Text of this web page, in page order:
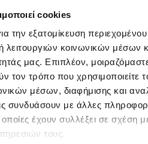
cookies
την εξατομίκευση περιεχομένου
κοινωνικών μέσων
μας. Επιπλέον,
τον τρόπο που χρησιμοποιείτε
μέσων, διαφήμισης και
συνδυάσουν με άλλες
έχουν συλλέξει σε σχέση
τους.
όραση για κοντά. Το
και κουράζεται μετά
εργασίας. Στην αρχή
το άτομο με
από τα ενοχλήματα
του το αντικείμενο που
έντυπο που θέλει να διαβάσει.
χρόνων η προοδευτική
προσαρμογή κάνει την